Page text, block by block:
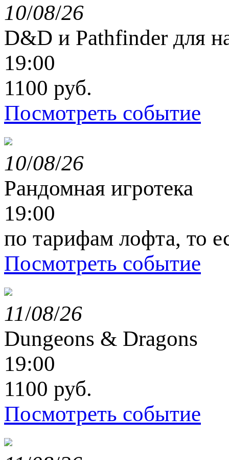
10/08/26
D&D и Pathfinder для
19:00
1100 руб.
Посмотреть событие
10/08/26
Рандомная игротека
19:00
по тарифам лофта, то
Посмотреть событие
11/08/26
Dungeons & Dragons
19:00
1100 руб.
Посмотреть событие